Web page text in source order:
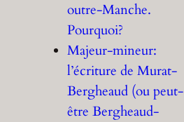
outre-Manche.
Pourquoi?
Majeur-mineur:
l’écriture de Murat-
Bergheaud (ou peut-
être Bergheaud-